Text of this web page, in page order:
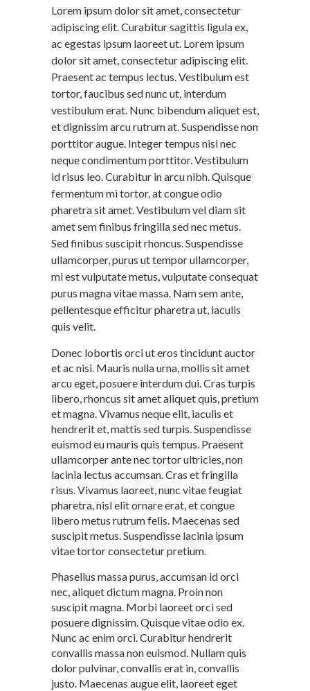
Lorem ipsum dolor sit amet, consectetur
adipiscing elit. Curabitur sagittis ligula ex,
ac egestas ipsum laoreet ut. Lorem ipsum
dolor sit amet, consectetur adipiscing elit.
Praesent ac tempus lectus. Vestibulum est
tortor, faucibus sed nunc ut, interdum
vestibulum erat. Nunc bibendum aliquet est,
et dignissim arcu rutrum at. Suspendisse non
porttitor augue. Integer tempus nisi nec
neque condimentum porttitor. Vestibulum
id risus leo. Curabitur in arcu nibh. Quisque
fermentum mi tortor, at congue odio
pharetra sit amet. Vestibulum vel diam sit
amet sem finibus fringilla sed nec metus.
Sed finibus suscipit rhoncus. Suspendisse
ullamcorper, purus ut tempor ullamcorper,
mi est vulputate metus, vulputate consequat
purus magna vitae massa. Nam sem ante,
pellentesque efficitur pharetra ut, iaculis
quis velit.
Donec lobortis orci ut eros tincidunt auctor
et ac nisi. Mauris nulla urna, mollis sit amet
arcu eget, posuere interdum dui. Cras turpis
libero, rhoncus sit amet aliquet quis, pretium
et magna. Vivamus neque elit, iaculis et
hendrerit et, mattis sed turpis. Suspendisse
euismod eu mauris quis tempus. Praesent
ullamcorper ante nec tortor ultricies, non
lacinia lectus accumsan. Cras et fringilla
risus. Vivamus laoreet, nunc vitae feugiat
pharetra, nisl elit ornare erat, et congue
libero metus rutrum felis. Maecenas sed
suscipit metus. Suspendisse lacinia ipsum
vitae tortor consectetur pretium.
Phasellus massa purus, accumsan id orci
nec, aliquet dictum magna. Proin non
suscipit magna. Morbi laoreet orci sed
posuere dignissim. Quisque vitae odio ex.
Nunc ac enim orci. Curabitur hendrerit
convallis massa non euismod. Nullam quis
dolor pulvinar, convallis erat in, convallis
justo. Maecenas augue elit, laoreet eget